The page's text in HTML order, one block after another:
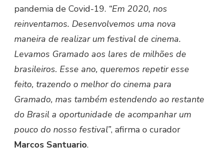
pandemia de Covid-19. “Em 2020, nos
reinventamos. Desenvolvemos uma nova
maneira de realizar um festival de cinema.
Levamos Gramado aos lares de milhões de
brasileiros. Esse ano, queremos repetir esse
feito, trazendo o melhor do cinema para
Gramado, mas também estendendo ao restante
do Brasil a oportunidade de acompanhar um
pouco do nosso festival”, afirma o curador
Marcos Santuario.